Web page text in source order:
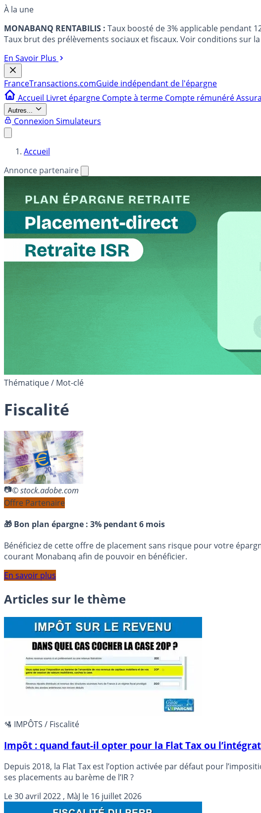
À la une
MONABANQ RENTABILIS : Taux boosté de 3% applicable pendant
Taux brut des prélèvements sociaux et fiscaux. Voir conditions sur
En Savoir Plus
FranceTransactions.comGuide indépendant de l'épargne
Accueil Livret épargne Compte à terme Compte rémunéré
Autres...
Connexion Simulateurs
Accueil
Annonce partenaire
Thématique / Mot-clé
Fiscalité
© stock.adobe.com
Offre Partenaire
🎁 Bon plan épargne : 3% pendant 6 mois
Bénéficiez de cette offre de placement sans risque pour votre
courant Monabanq afin de pouvoir en bénéficier.
En savoir plus
Articles sur le thème
🛂 IMPÔTS / Fiscalité
Impôt : quand faut-il opter pour la Flat Tax ou
Depuis 2018, la Flat Tax est l’option activée par défaut pour
ses placements au barème de l’IR ?
Le30 avril 2022 , MàJ le 16 juillet 2026